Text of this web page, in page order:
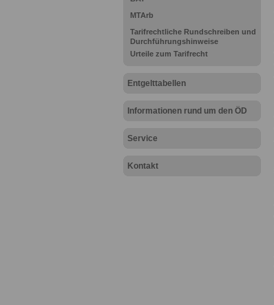
MTArb
Tarifrechtliche Rundschreiben und
Durchführungshinweise
Urteile zum Tarifrecht
Entgelttabellen
Informationen rund um den ÖD
Service
Kontakt